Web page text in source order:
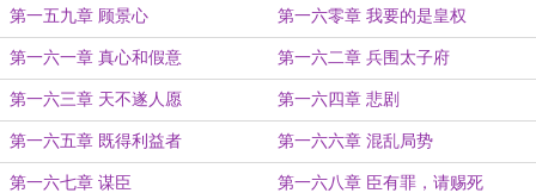
第一五九章 顾景心 第一六零章 我要的是皇权
第一六一章 真心和假意 第一六二章 兵围太子府
第一六三章 天不遂人愿 第一六四章 悲剧
第一六五章 既得利益者 第一六六章 混乱局势
第一六七章 谋臣 第一六八章 臣有罪，请赐死